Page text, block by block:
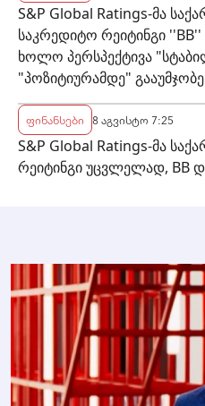
S&P Global Ratings-მა
საკრედიტო რეიტინგი ''BB''
ხოლო პერსპექტივა
"პოზიტიურამდე"
ფინანსები 8 აგვისტო 7:25
S&P Global Ratings-მა
რეიტინგი უცვლელად, BB